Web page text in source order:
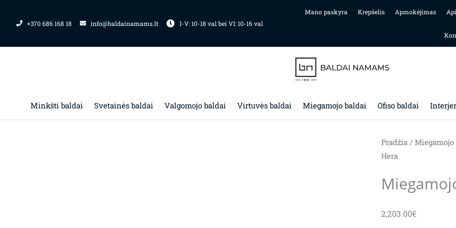
+370 686 168 18 info@baldainamams.lt I-V: 10-18 val bei VI: 10-16 val
Mano paskyra Krepšelis Apmokėjimas
Minkšti baldai Svetainės baldai Valgomojo baldai Virtuvės baldai Miegamojo baldai Ofiso baldai
Pradžia/
Hera
2,203.00€